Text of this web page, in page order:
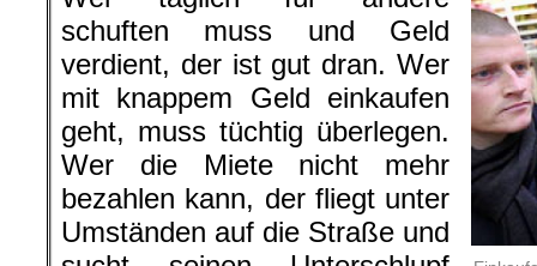
schuften muss und Geld
verdient, der ist gut dran. Wer
mit knappem Geld einkaufen
geht, muss tüchtig überlegen.
Wer die Miete nicht mehr
bezahlen kann, der fliegt unter
Umständen auf die Straße und